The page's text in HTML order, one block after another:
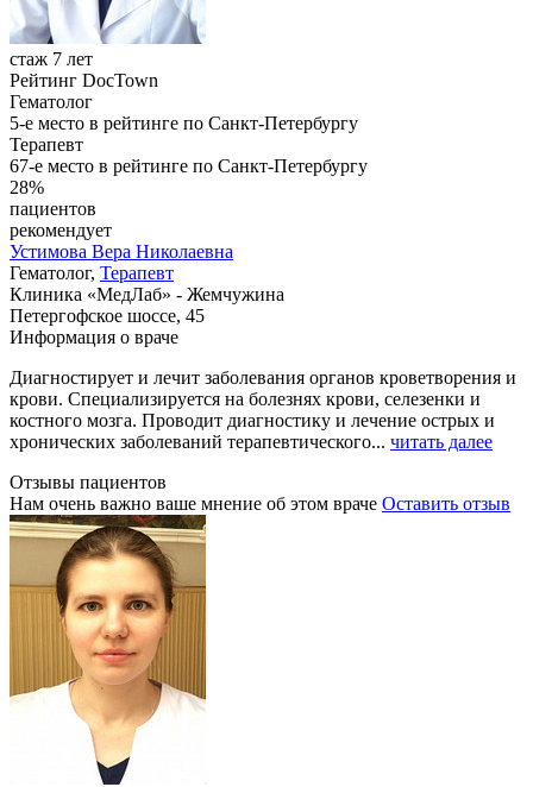
стаж 7 лет
Рейтинг DocTown
Гематолог
5-е место в рейтинге по Санкт-Петербургу
Терапевт
67-е место в рейтинге по Санкт-Петербургу
28%
пациентов
рекомендует
Устимова Вера Николаевна
Гематолог, Терапевт
Клиника «МедЛаб» - Жемчужина
Петергофское шоссе, 45
Информация о враче
Диагностирует и лечит заболевания органов кроветворения и
крови. Специализируется на болезнях крови, селезенки и
костного мозга. Проводит диагностику и лечение острых и
хронических заболеваний терапевтического... читать далее
Отзывы пациентов
Нам очень важно ваше мнение об этом враче Оставить отзыв